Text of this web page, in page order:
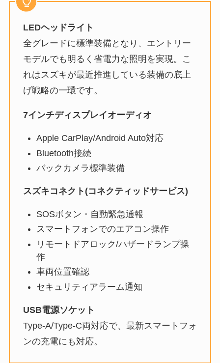
LEDヘッドライト
全グレードに標準装備となり、エントリー
モデルでも明るく省電力な照明を実現。こ
れはスズキが最近推進している装備の底上
げ戦略の一環です。
7インチディスプレイオーディオ
Apple CarPlay/Android Auto対応
Bluetooth接続
バックカメラ標準装備
スズキコネクト(コネクティッドサービス)
SOSボタン・自動緊急通報
スマートフォンでのエアコン操作
リモートドアロック/ハザードランプ操
作
車両位置確認
セキュリティアラーム通知
USB電源ソケット
Type-A/Type-C両対応で、最新スマートフォ
ンの充電にも対応。